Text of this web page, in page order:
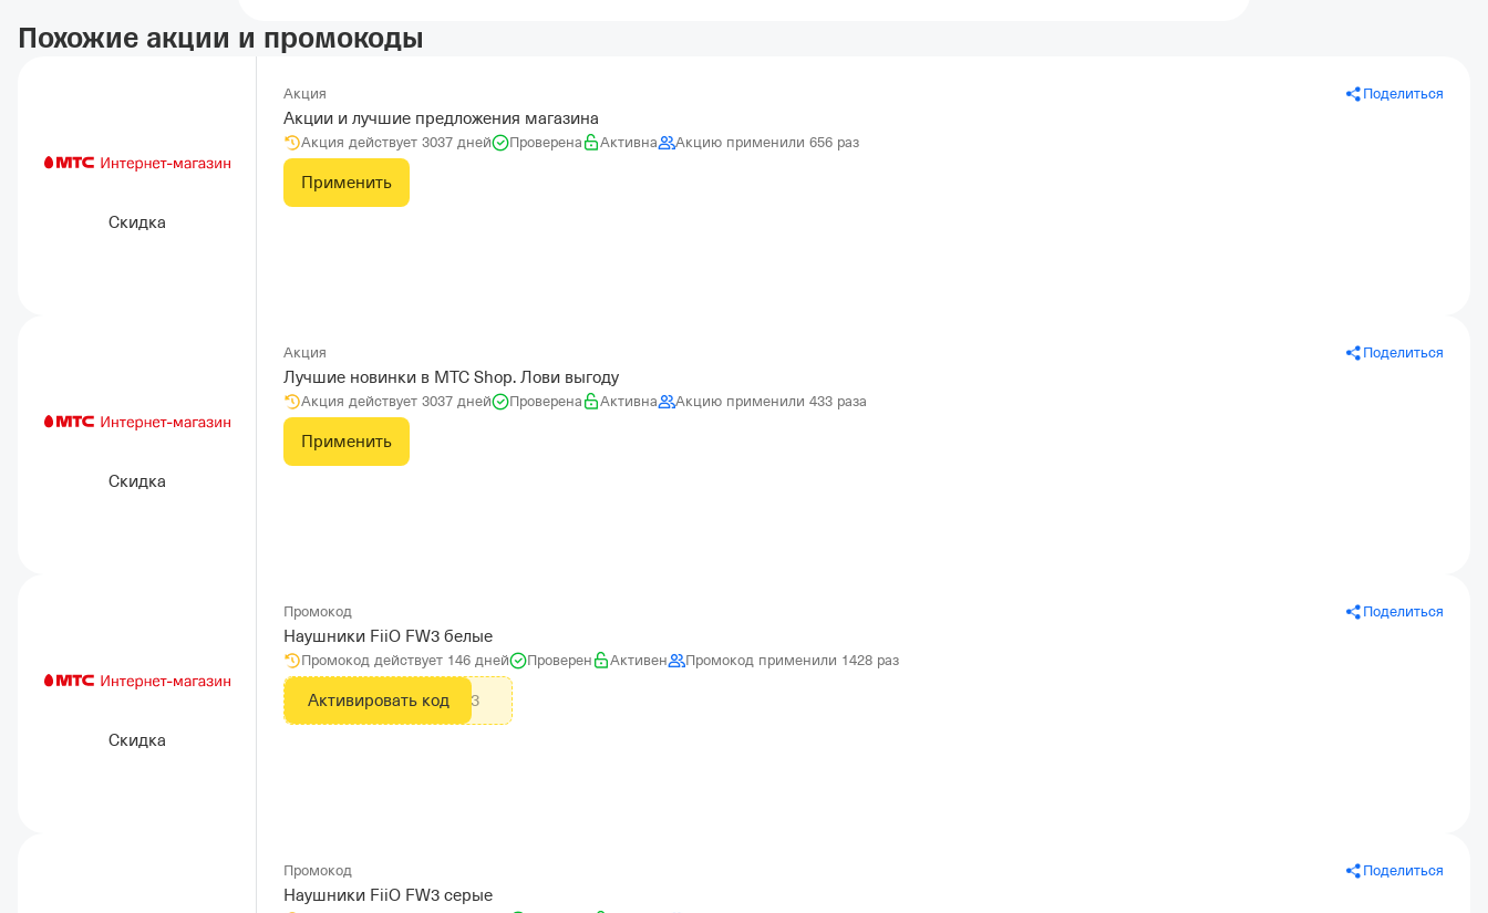
Похожие акции и промокоды
Скидка
Акция Поделиться
Акции и лучшие предложения магазина
Акция действует 3037 дней Проверена Активна Акцию применили 656 раз
Применить
Скидка
Акция Поделиться
Лучшие новинки в МТС Shop. Лови выгоду
Акция действует 3037 дней Проверена Активна Акцию применили 433 раза
Применить
Скидка
Промокод Поделиться
Наушники FiiO FW3 белые
Промокод действует 146 дней Проверен Активен Промокод применили 1428 раз
Активировать кодMTS103
Промокод Поделиться
Наушники FiiO FW3 серые